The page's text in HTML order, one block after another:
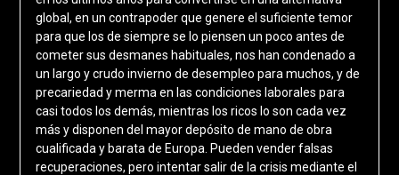
global, en un contrapoder que genere el suficiente temor
para que los de siempre se lo piensen un poco antes de
cometer sus desmanes habituales, nos han condenado a
un largo y crudo invierno de desempleo para muchos, y de
precariedad y merma en las condiciones laborales para
casi todos los demás, mientras los ricos lo son cada vez
más y disponen del mayor depósito de mano de obra
cualificada y barata de Europa. Pueden vender falsas
recuperaciones, pero intentar salir de la crisis mediante el